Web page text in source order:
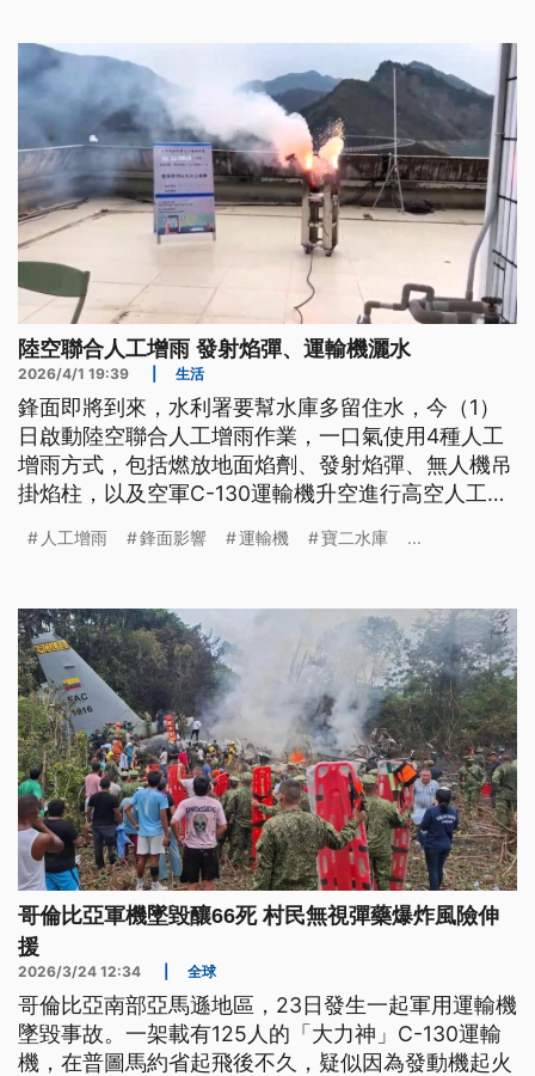
陸空聯合人工增雨 發射焰彈、運輸機灑水
2026/4/1 19:39 生活
鋒面即將到來，水利署要幫水庫多留住水，今（1）
日啟動陸空聯合人工增雨作業，一口氣使用4種人工
增雨方式，包括燃放地面焰劑、發射焰彈、無人機吊
掛焰柱，以及空軍C-130運輸機升空進行高空人工增
署表示將視降雨情況，針對石門水庫以南區域，啟動
人工增雨 鋒面影響 運輸機 寶二水庫 ...
哥倫比亞軍機墜毀釀66死 村民無視彈藥爆炸風險伸
援
2026/3/24 12:34 全球
哥倫比亞南部亞馬遜地區，23日發生一起軍用運輸機
墜毀事故。一架載有125人的「大力神」C-130運輸
機，在普圖馬約省起飛後不久，疑似因為發動機起火